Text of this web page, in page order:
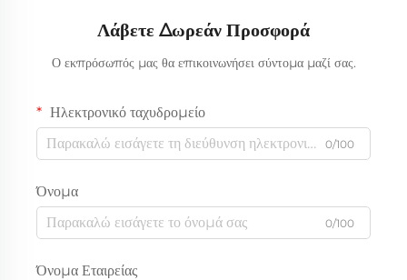
Λάβετε Δωρεάν Προσφορά
Ο εκπρόσωπός μας θα επικοινωνήσει σύντομα μαζί σας.
Ηλεκτρονικό ταχυδρομείο
0/100
Όνομα
0/100
Όνομα Εταιρείας